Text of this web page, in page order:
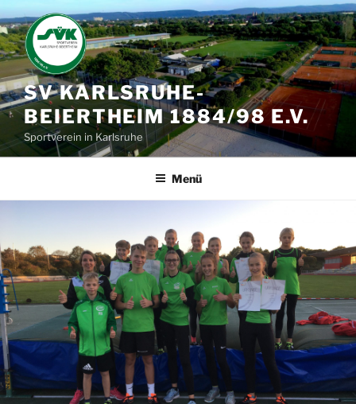
Zum
Inhalt
springen
SV KARLSRUHE-
BEIERTHEIM 1884/98 E.V.
Sportverein in Karlsruhe
Menü